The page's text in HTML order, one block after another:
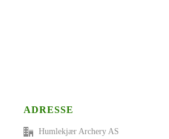
ADRESSE
Humlekjær Archery AS